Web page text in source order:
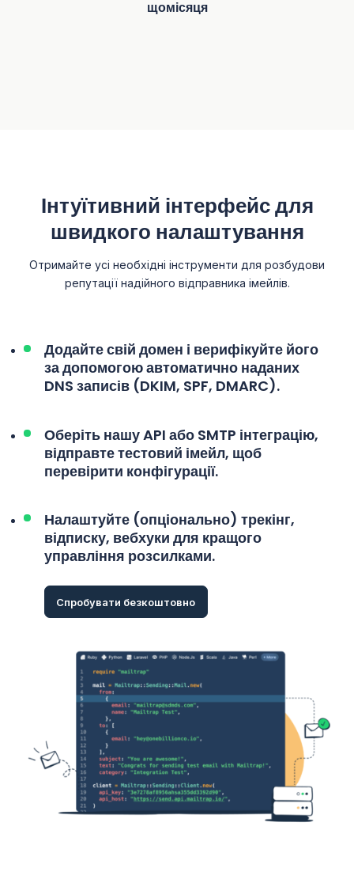
щомісяця
Інтуїтивний інтерфейс для
швидкого налаштування
Отримайте усі необхідні інструменти для розбудови
репутації надійного відправника імейлів.
Додайте свій домен і верифікуйте його
за допомогою автоматично наданих
DNS записів (DKIM, SPF, DMARC).
Оберіть нашу API або SMTP інтеграцію,
відправте тестовий імейл, щоб
перевірити конфігурації.
Налаштуйте (опціонально) трекінг,
відписку, вебхуки для кращого
управління розсилками.
Спробувати безкоштовно